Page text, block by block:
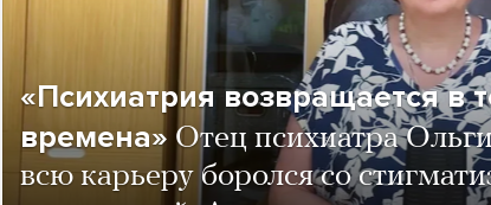
«Психиатрия возвращается в
времена» Отец психиатра
всю карьеру боролся со